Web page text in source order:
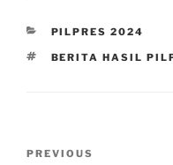
CATEGORIES
PILPRES 2024
TAGS
BERITA HASIL
Previous
PREVIOUS